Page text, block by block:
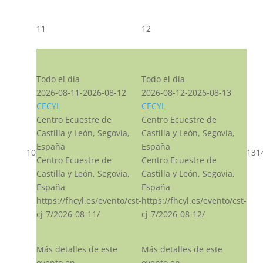
10
11
Todo el día
2026-08-11-2026-08-12
CECYL
Centro Ecuestre de
Castilla y León, Segovia,
España
Centro Ecuestre de
Castilla y León, Segovia,
España
https://fhcyl.es/evento/cst-
cj-7/2026-08-11/
Más detalles de este
12
Todo el día
2026-08-12-2026-08-13
CECYL
Centro Ecuestre de
Castilla y León, Segovia,
España
Centro Ecuestre de
Castilla y León, Segovia,
España
https://fhcyl.es/evento/cst-
cj-7/2026-08-12/
Más detalles de este
13